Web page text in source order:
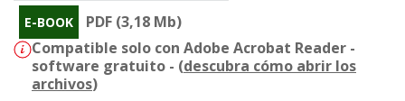
E-BOOK
PDF (3,18 Mb)
Compatible solo con Adobe Acrobat Reader -
software gratuito - (descubra cómo abrir los
archivos)